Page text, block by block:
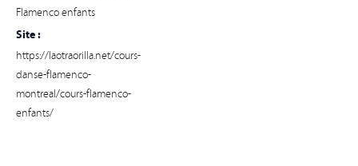
Flamenco enfants
Site :
https://laotraorilla.net/cours-
danse-flamenco-
montreal/cours-flamenco-
enfants/